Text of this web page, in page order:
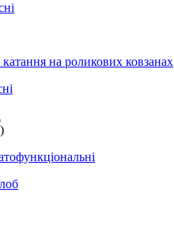
на роликових ковзанах